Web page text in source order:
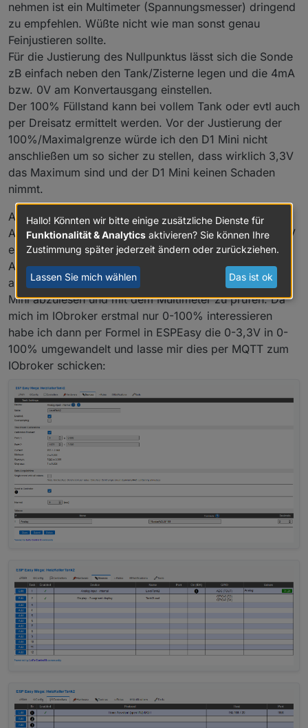
nehmen ist ein Multimeter (Spannungsmesser) dringend
zu empfehlen. Wüßte nicht wie man sonst genau
Feinjustieren sollte.
Für die Justierung des Nullpunktus lässt sich die Sonde
zB einfach neben den Tank/Zisterne legen und die 4mA
bzw. 0V am Konvertausgang einstellen.
Der 100% Füllstand kann bei vollem Tank oder evtl auch
per Dreisatz ermittelt werden. Vor der Justierung der
100%/Maximalgrenze würde ich den D1 Mini nicht
anschließen um so sicher zu stellen, dass wirklich 3,3V
das Maximum sind und der D1 Mini keinen Schaden
nimmt.
Als Software habe ich ESPEasy genutzt und hier den
Analogeingang per 2-Punkt Kalibrierung auf die 0-3,3V
eingestellt. Sicher man kann auch mit der 0-1024
Auflösung des Speicherbereichs arbeiten. So bin ich
aber extrem schnell in der Lage die Spannung am D1
Mini abzulesen und mit dem Multimeter zu prüfen. Da
mich im IObroker erstmal nur 0-100% interessieren
habe ich dann per Formel in ESPEasy die 0-3,3V in 0-
100% umgewandelt und lasse mir dies per MQTT zum
IObroker schicken:
Hallo! Könnten wir bitte einige zusätzliche Dienste für
Funktionalität & Analytics aktivieren? Sie können Ihre
Zustimmung später jederzeit ändern oder zurückziehen.
Lassen Sie mich wählen Das ist ok